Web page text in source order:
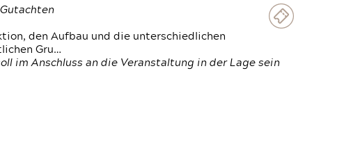
den Aufbau und die unterschiedlichen
Gru…
im Anschluss an die Veranstaltung in der Lage sein